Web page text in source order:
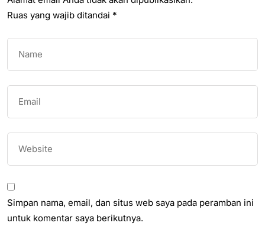
Ruas yang wajib ditandai *
Simpan nama, email, dan situs web saya pada peramban ini
untuk komentar saya berikutnya.